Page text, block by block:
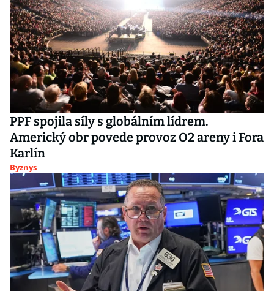
PPF spojila síly s globálním lídrem.
Americký obr povede provoz O2 areny i Fora
Karlín
Byznys